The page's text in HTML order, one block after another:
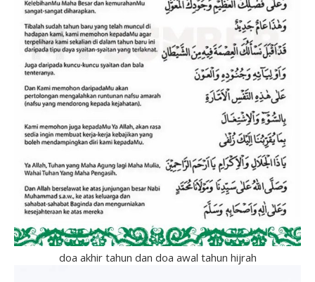
doa akhir tahun dan doa awal tahun hijrah